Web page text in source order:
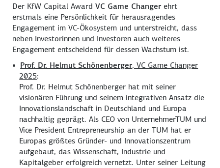
Der KfW Capital AwardVC Game Changerehrt
erstmals eine Persönlichkeit für herausragendes
Engagement im VC-Ökosystem und unterstreicht, dass
neben Investorinnen und Investoren auch weiteres
Engagement entscheidend für dessen Wachstum ist.
Prof. Dr. Helmut Schönenberger, VC Game Changer
2025:
Prof. Dr. Helmut Schönenberger hat mit seiner
visionären Führung und seinem integrativen Ansatz die
Innovationslandschaft in Deutschland und Europa
nachhaltig geprägt. Als CEO von UnternehmerTUM und
Vice President Entrepreneurship an der TUM hat er
Europas größtes Gründer- und Innovationszentrum
aufgebaut, das Wissenschaft, Industrie und
Kapitalgeber erfolgreich vernetzt. Unter seiner Leitung